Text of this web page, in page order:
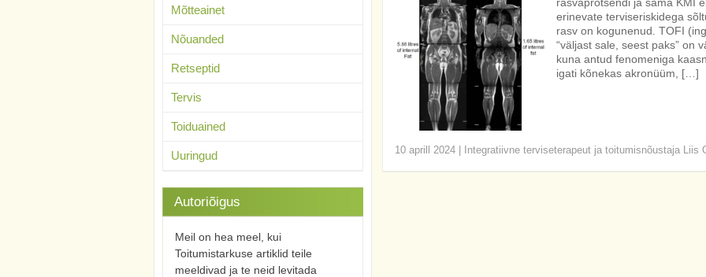
erinevate terviseriskidega
rasv on kogunenud. TOFI
“väljast sale, seest paks” on
kuna antud fenomeniga
igati kõnekas akronüüm, […]
10 aprill 2024| Integratiivne terviseterapeut ja toitumisnõustaja Liis
Mõtteainet
Nõuanded
Retseptid
Tervis
Toiduained
Uuringud
Autoriõigus
Meil on hea meel, kui
Toitumistarkuse artiklid teile
meeldivad ja te neid levitada